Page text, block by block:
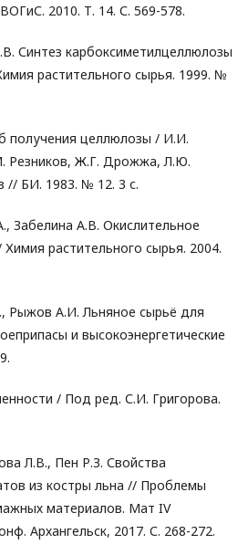
2010. Т. 14. С. 569-578.
Синтез карбоксиметилцеллюлозы
растительного сырья. 1999. №
получения целлюлозы / И.И.
Резников, Ж.Г. Дрожжа, Л.Ю.
// БИ. 1983. № 12. 3 с.
Забелина А.В. Окислительное
растительного сырья. 2004.
Рыжов А.И. Льняное сырьё для
и высокоэнергетические
/ Под ред. С.И. Григорова.
Л.В., Пен Р.З. Свойства
из костры льна // Проблемы
материалов. Мат IV
Архангельск, 2017. С. 268-272.